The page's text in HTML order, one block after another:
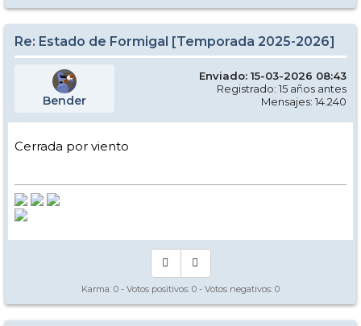
Re: Estado de Formigal [Temporada 2025-2026]
Bender
Enviado: 15-03-2026 08:43
Registrado: 15 años antes
Mensajes: 14.240
Cerrada por viento
Karma: 0 - Votos positivos: 0 - Votos negativos: 0